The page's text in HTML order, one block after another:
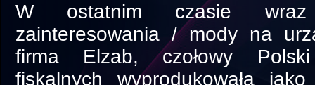
W ostatnim czasie
zainteresowania / mody na
firma Elzab, czołowy
fiskalnych wyprodukowała